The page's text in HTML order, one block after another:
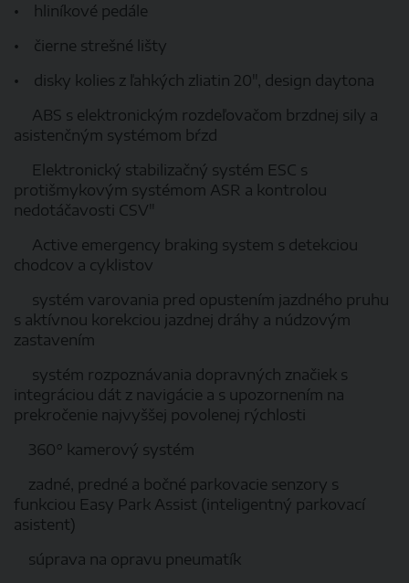
• hliníkové pedále
• čierne strešné lišty
• disky kolies z ľahkých zliatin 20", design daytona
ABS s elektronickým rozdeľovačom brzdnej sily a
asistenčným systémom bŕzd
Elektronický stabilizačný systém ESC s
protišmykovým systémom ASR a kontrolou
nedotáčavosti CSV"
Active emergency braking system s detekciou
chodcov a cyklistov
systém varovania pred opustením jazdného pruhu
s aktívnou korekciou jazdnej dráhy a núdzovým
zastavením
systém rozpoznávania dopravných značiek s
integráciou dát z navigácie a s upozornením na
prekročenie najvyššej povolenej rýchlosti
360° kamerový systém
zadné, predné a bočné parkovacie senzory s
funkciou Easy Park Assist (inteligentný parkovací
asistent)
súprava na opravu pneumatík